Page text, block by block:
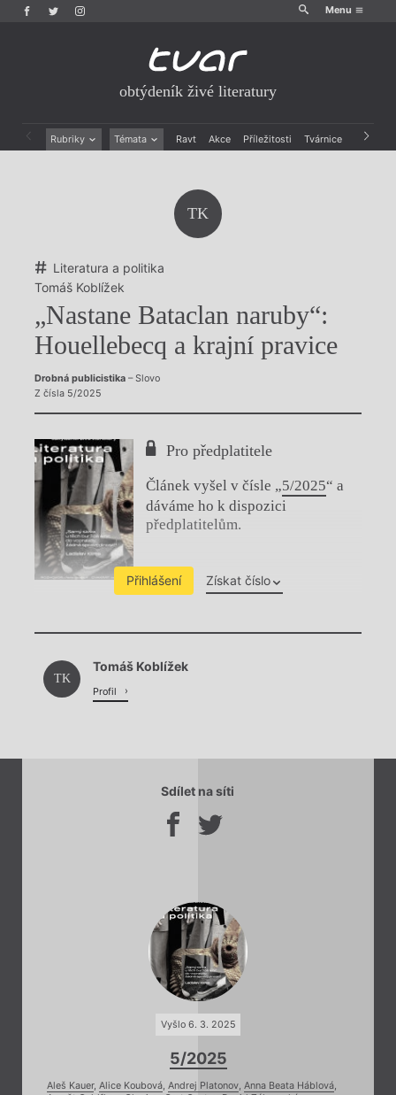
Menu
obtýdeník živé literatury
Rubriky Témata Ravt Akce Příležitosti Tvárnice Archiv
TK
Literatura a politika
Tomáš Koblížek
„Nastane Bataclan naruby“:
Houellebecq a krajní pravice
Drobná publicistika– Slovo
Z čísla 5/2025
Pro předplatitele
Článek vyšel v čísle „5/2025“ a
dáváme ho k dispozici
předplatitelům.
Přihlášení Získat číslo
Chviličku.
Načítá se.
TK
Tomáš Koblížek
Profil
Sdílet na síti
Vyšlo 6. 3. 2025
5/2025
Aleš Kauer, Alice Koubová, Andrej Platonov, Anna Beata Háblová,